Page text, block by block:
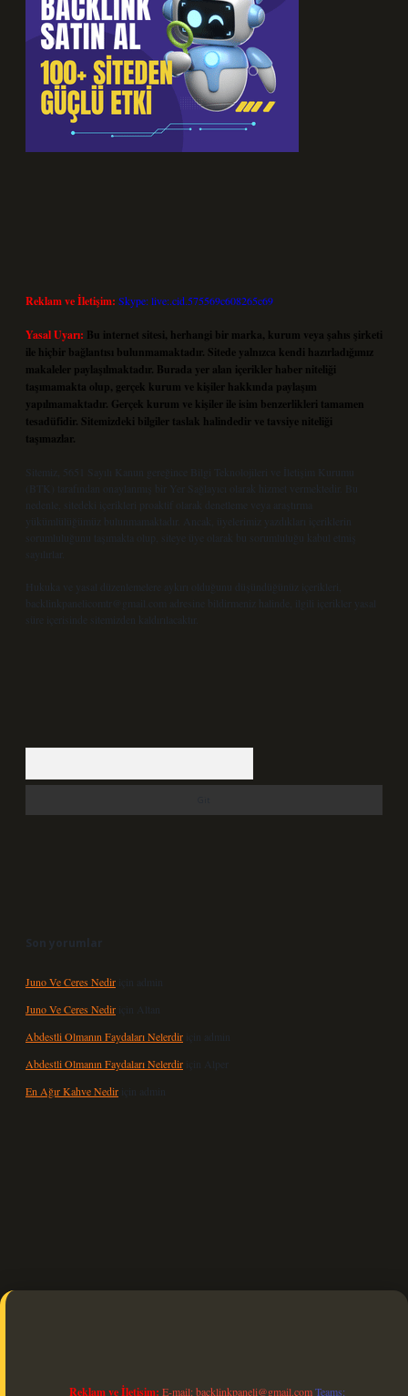
Reklam ve İletişim: Skype: live:.cid.575569c608265c69
Yasal Uyarı: Bu internet sitesi, herhangi bir marka, kurum veya şahıs şirketi
ile hiçbir bağlantısı bulunmamaktadır. Sitede yalnızca kendi hazırladığımız
makaleler paylaşılmaktadır. Burada yer alan içerikler haber niteliği
taşımamakta olup, gerçek kurum ve kişiler hakkında paylaşım
yapılmamaktadır. Gerçek kurum ve kişiler ile isim benzerlikleri tamamen
tesadüfidir. Sitemizdeki bilgiler taslak halindedir ve tavsiye niteliği
taşımazlar.
Sitemiz, 5651 Sayılı Kanun gereğince Bilgi Teknolojileri ve İletişim Kurumu
(BTK) tarafından onaylanmış bir Yer Sağlayıcı olarak hizmet vermektedir. Bu
nedenle, sitedeki içerikleri proaktif olarak denetleme veya araştırma
yükümlülüğümüz bulunmamaktadır. Ancak, üyelerimiz yazdıkları içeriklerin
sorumluluğunu taşımakta olup, siteye üye olarak bu sorumluluğu kabul etmiş
sayılırlar.
Hukuka ve yasal düzenlemelere aykırı olduğunu düşündüğünüz içerikleri,
backlinkpanelicomtr@gmail.com
adresine bildirmeniz halinde, ilgili içerikler yasal
süre içerisinde sitemizden kaldırılacaktır.
Son yorumlar
Juno Ve Ceres Nedir için
admin
Juno Ve Ceres Nedir için Altan
Abdestli Olmanın Faydaları Nelerdir için
admin
Abdestli Olmanın Faydaları Nelerdir için Alper
En Ağır Kahve Nedir için admin
güncel
Reklam ve İletişim: E-mail:backlinkpaneli@gmail.com Teams: